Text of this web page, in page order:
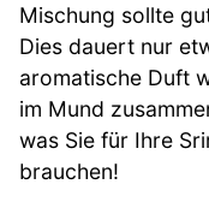
Mischung sollte
Dies dauert nur
aromatische Duft
im Mund
was Sie für Ihre
brauchen!